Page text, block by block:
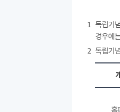
1 독립기
경우에
2 독립기
홈